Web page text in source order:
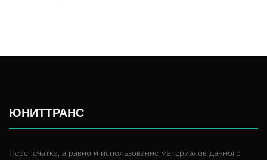
ЮНИТТРАНС
Перепечатка, а равно и использование материалов данного